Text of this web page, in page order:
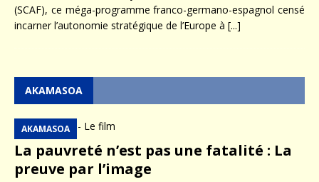
(SCAF), ce méga-programme franco-germano-espagnol censé
incarner l’autonomie stratégique de l’Europe à [...]
AKAMASOA
La pauvreté n’est pas une fatalité : La
preuve par l’image
AKAMASOA